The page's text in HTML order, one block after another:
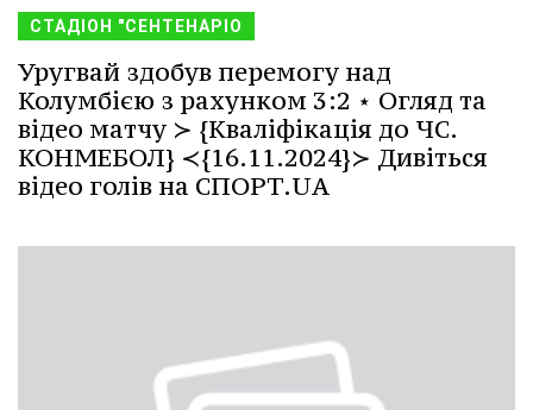
СТАДІОН "СЕНТЕНАРІО
Уругвай здобув перемогу над
Колумбією з рахунком 3:2 ⋆ Огляд та
відео матчу ≻ {Кваліфікація до ЧС.
КОНМЕБОЛ} ≺{16.11.2024}≻ Дивіться
відео голів на СПОРТ.UA